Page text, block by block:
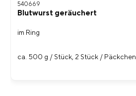
540669
Blutwurst geräuchert
im Ring
ca. 500 g / Stück, 2 Stück / Päckchen